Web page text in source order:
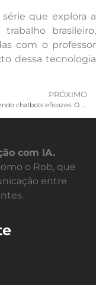
que explora a
brasileiro,
com o professor
dessa tecnologia
PRÓXIMO
Desenvolvendo chatbots eficazes: O papel do Human-Centered Design
com IA.
o Rob, que
entre